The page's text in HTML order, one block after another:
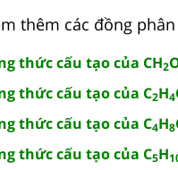
thêm các đồng
thức cấu tạo của CH2
thức cấu tạo của C2H4
thức cấu tạo của C4H8
thức cấu tạo của C5H